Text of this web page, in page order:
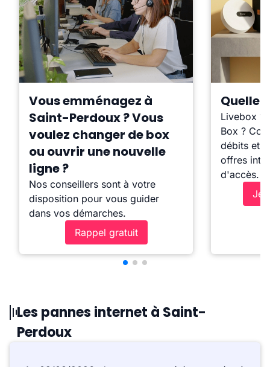
Vous emménagez à
Saint-Perdoux ? Vous
voulez changer de box
ou ouvrir une nouvelle
ligne ?
Nos conseillers sont à votre
disposition pour vous guider
dans vos démarches.
Rappel gratuit
Quelle
Livebox ?
Box ?
débits et
offres
d'accès.
Je
Les pannes internet à Saint-
Perdoux